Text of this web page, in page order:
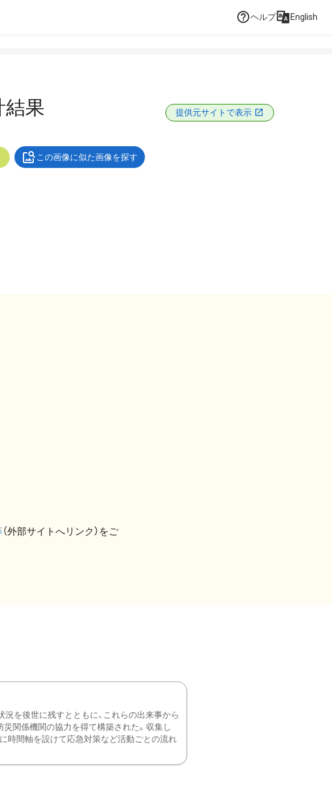
ヘルプ English
結果 提供元サイトで表示
この画像に似た画像を探す
（外部サイトへリンク）をご
を後世に残すとともに、これらの出来事から
関係機関の協力を得て構築された。収集し
時間軸を設けて応急対策など活動ごとの流れ